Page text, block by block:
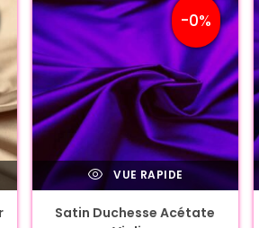
-0%
VUE RAPIDE
Satin Duchesse Acétate